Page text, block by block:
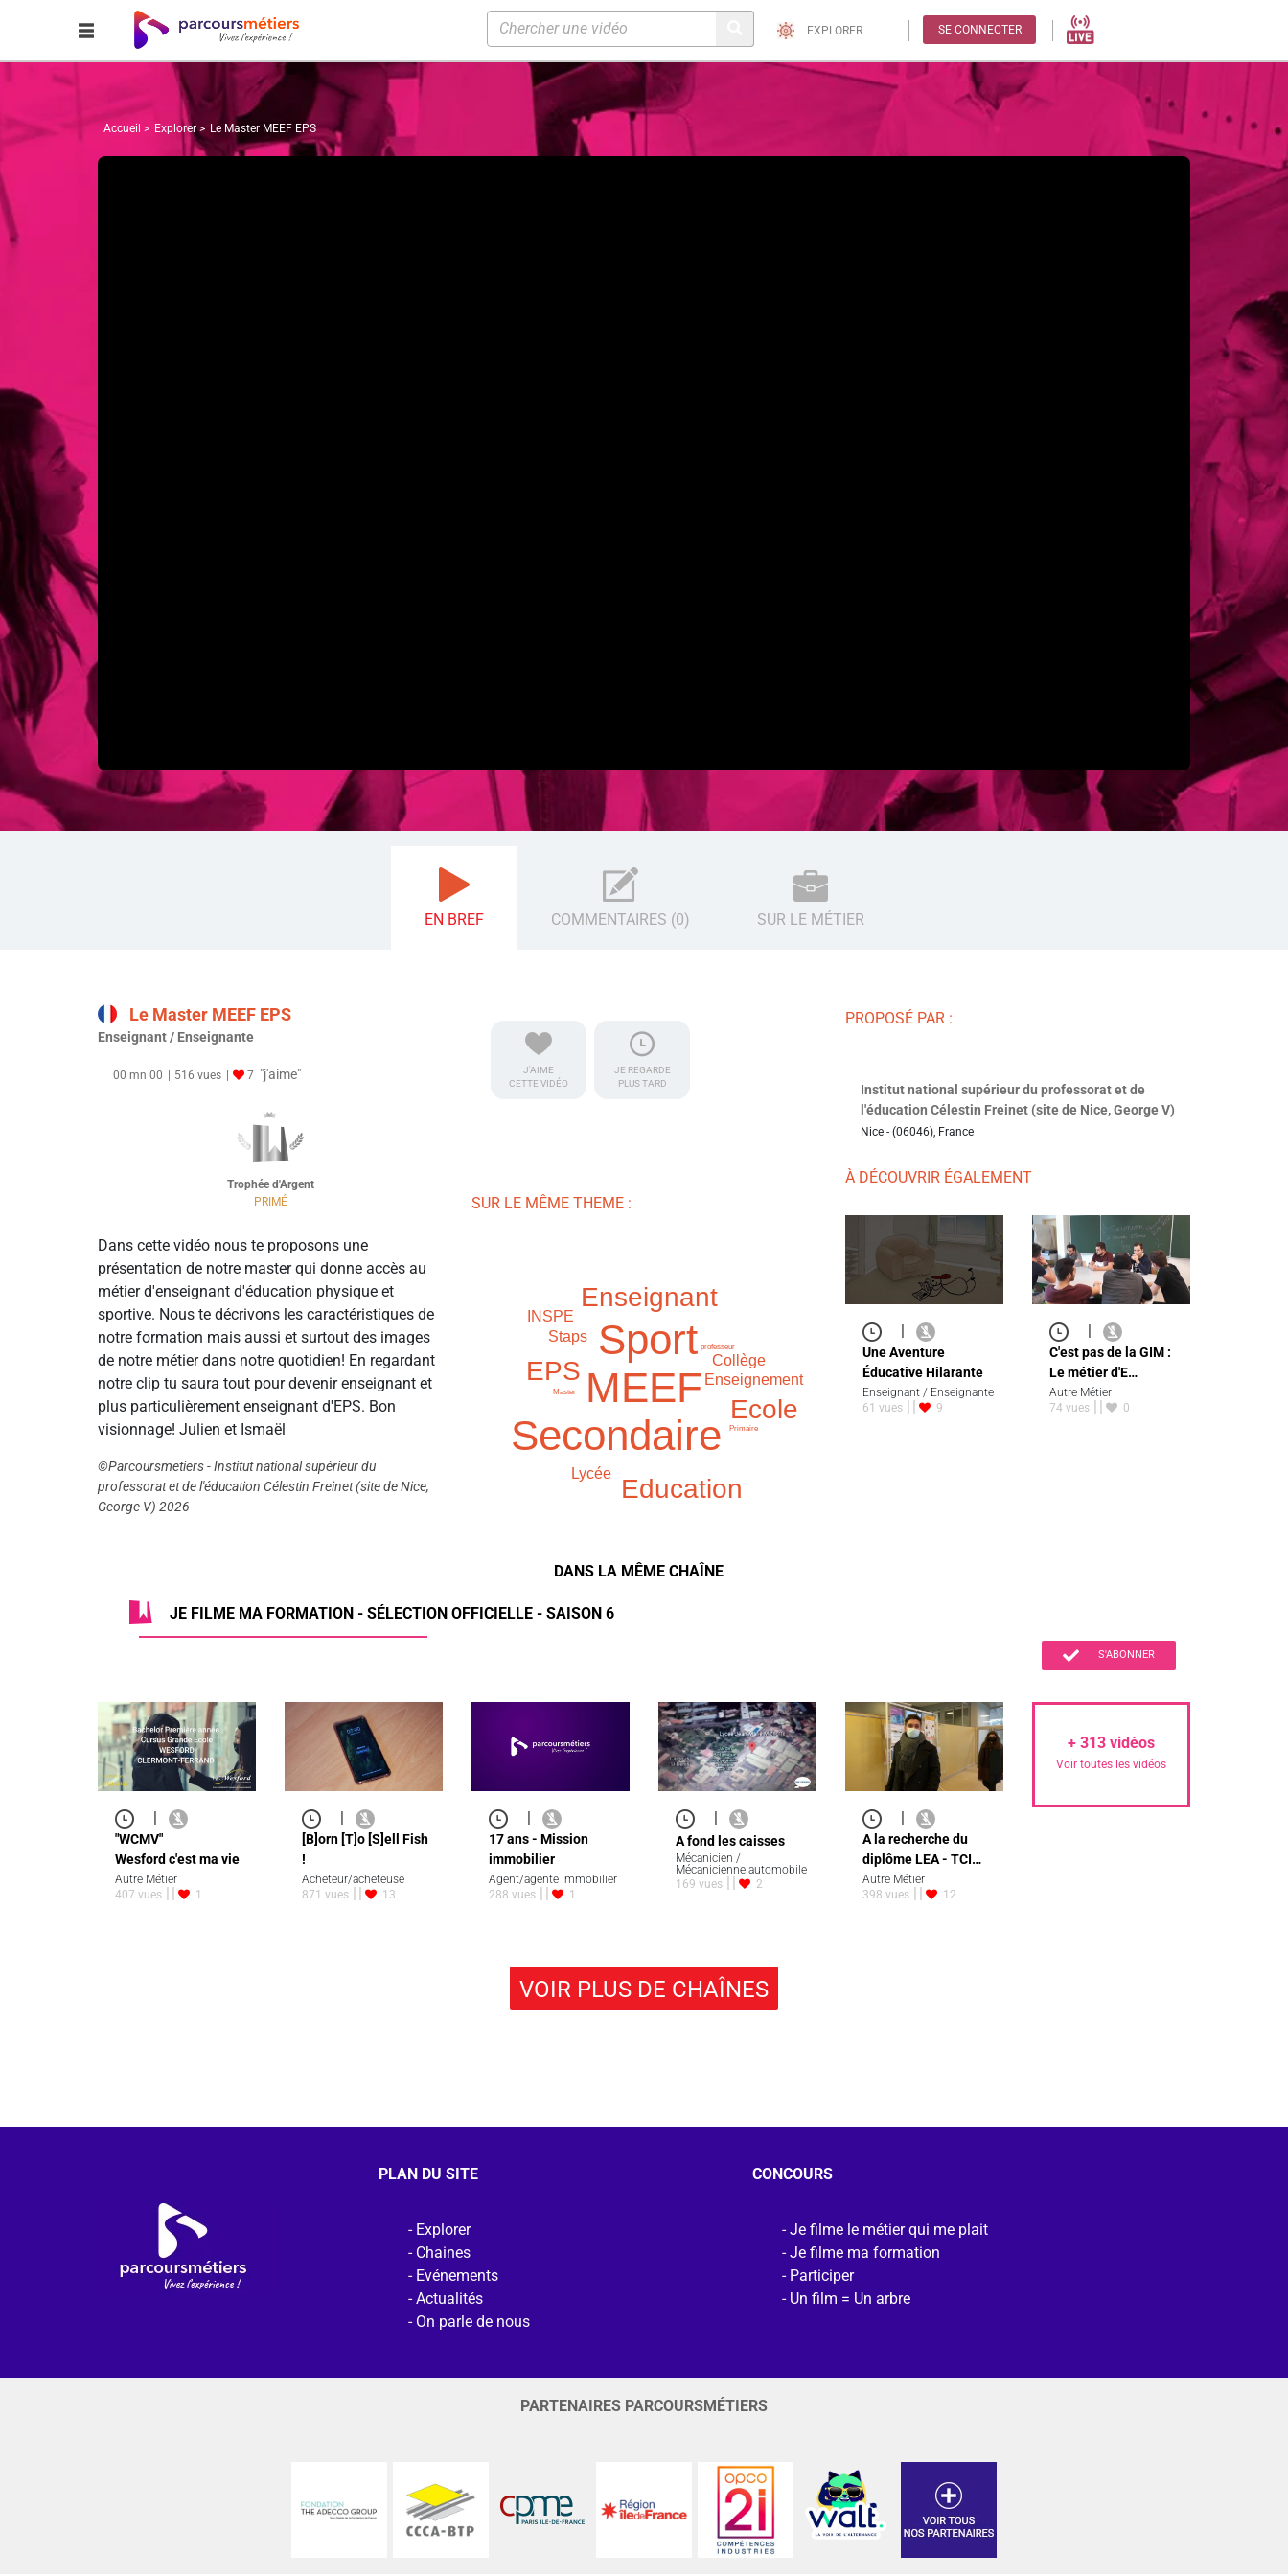
EXPLORER SE CONNECTER
Accueil Explorer Le Master MEEF EPS
EN BREF COMMENTAIRES (0) SUR LE MÉTIER
Le Master MEEF EPS
Enseignant / Enseignante
00 mn 00 516 vues 7 "j'aime"
Trophée d'Argent
PRIMÉ
Dans cette vidéo nous te proposons une
présentation de notre master qui donne accès au
métier d'enseignant d'éducation physique et
sportive. Nous te décrivons les caractéristiques de
notre formation mais aussi et surtout des images
de notre métier dans notre quotidien! En regardant
notre clip tu saura tout pour devenir enseignant et
plus particulièrement enseignant d'EPS. Bon
visionnage! Julien et Ismaël
©Parcoursmetiers - Institut national supérieur du
professorat et de l'éducation Célestin Freinet (site de Nice,
George V) 2026
J'AIME
CETTE VIDÉO
JE REGARDE
PLUS TARD
SUR LE MÊME THEME :
MEEF
Sport
Secondaire
Enseignant
EPS
Education
Ecole
Enseignement
Collège
Lycée
Staps
INSPE
Master
Primaire
professeur
PROPOSÉ PAR :
Institut national supérieur du professorat et de
l'éducation Célestin Freinet (site de Nice, George V)
Nice - (06046), France
À DÉCOUVRIR ÉGALEMENT
|
Une Aventure
Éducative Hilarante
Enseignant / Enseignante
61 vues
9
|
C'est pas de la GIM :
Le métier d'E…
Autre Métier
74 vues
0
DANS LA MÊME CHAÎNE
JE FILME MA FORMATION - SÉLECTION OFFICIELLE - SAISON 6
S'ABONNER
"WCMV"
Wesford c'est ma vie
Autre Métier
407 vues
1
[B]orn [T]o [S]ell Fish
!
Acheteur/acheteuse
871 vues
13
|
17 ans - Mission
immobilier
Agent/agente immobilier
288 vues
1
A fond les caisses
Mécanicien /
Mécanicienne automobile
169 vues
2
A la recherche du
diplôme LEA - TCI…
Autre Métier
398 vues
12
+ 313 vidéos
Voir toutes les vidéos
VOIR PLUS DE CHAÎNES
PLAN DU SITE
Explorer
Chaines
Evénements
Actualités
On parle de nous
CONCOURS
Je filme le métier qui me plait
Je filme ma formation
Participer
Un film = Un arbre
PARTENAIRES PARCOURSMÉTIERS